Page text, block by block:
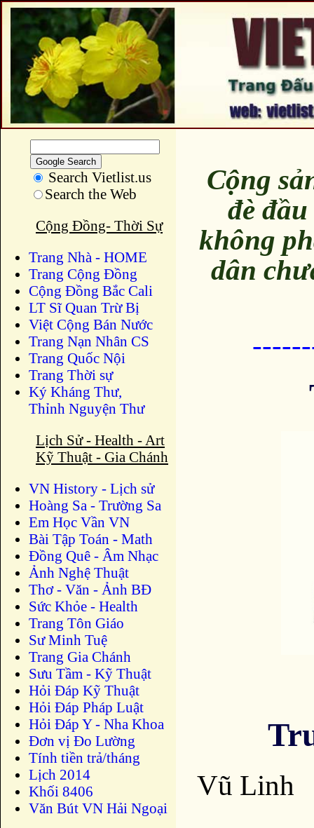
Search Vietlist.us
Search the Web
Cộng Đồng- Thời Sự
Trang Nhà - HOME
Trang Cộng Đồng
Cộng Đồng Bắc Cali
LT Sĩ Quan Trừ Bị
Việt Cộng Bán Nước
Trang Nạn Nhân CS
Trang Quốc Nội
Trang Thời sự
Ký Kháng Thư,
Thỉnh Nguyện Thư
Lịch Sử - Health - Art
Kỹ Thuật - Gia Chánh
VN History - Lịch sử
Hoàng Sa - Trường Sa
Em Học Vần VN
Bài Tập Toán - Math
Đồng Quê - Âm Nhạc
Ảnh Nghệ Thuật
Thơ - Văn - Ảnh BĐ
Sức Khỏe - Health
Trang Tôn Giáo
Sư Minh Tuệ
Trang Gia Chánh
Sưu Tầm - Kỹ Thuật
Hỏi Đáp Kỹ Thuật
Hỏi Đáp Pháp Luật
Hỏi Đáp Y - Nha Khoa
Đơn vị Đo Lường
Tính tiền trả/tháng
Lịch 2014
Khối 8406
Văn Bút VN Hải Ngoại
Cộng
đè
không
dân
Vũ Linh